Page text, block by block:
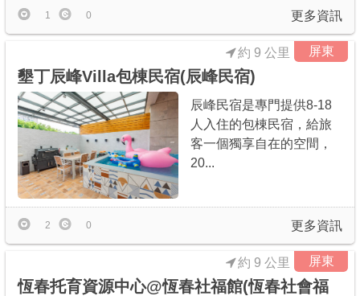
更多資訊
1 0
屏東
墾丁辰峰Villa包棟民宿(辰峰民宿)
約 9 公里
辰峰民宿是專門提供8-18
人入住的包棟民宿，給旅
客一個獨享自在的空間，
20...
更多資訊
2 0
屏東
恆春托育資源中心@恆春社福館(恆春社會福
約 9 公里